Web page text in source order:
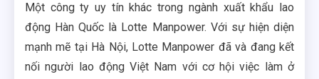
Một công ty uy tín khác trong ngành xuất khẩu lao
động Hàn Quốc là Lotte Manpower. Với sự hiện diện
mạnh mẽ tại Hà Nội, Lotte Manpower đã và đang kết
nối người lao động Việt Nam với cơ hội việc làm ở